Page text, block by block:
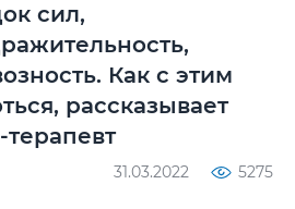
сил,
Как с этим
рассказывает
терапевт
31.03.2022 5275